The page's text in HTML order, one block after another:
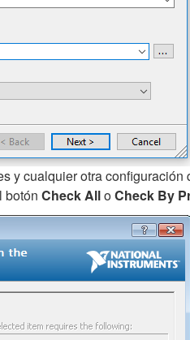
y cualquier otra
botón Check AlloCheck By